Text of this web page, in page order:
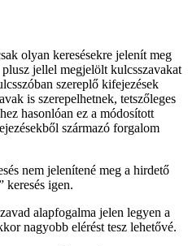
olyan keresésekre jelenít meg
jellel megjelölt kulcsszavakat
szereplő kifejezések
is szerepelhetnek, tetszőleges
hasonlóan ez a módosított
származó forgalom
nem jelenítené meg a hirdető
keresés igen.
alapfogalma jelen legyen a
nagyobb elérést tesz lehetővé.